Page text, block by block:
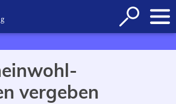
Suche
öffnen
vergeben